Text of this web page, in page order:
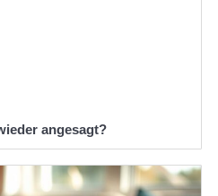
angesagt?